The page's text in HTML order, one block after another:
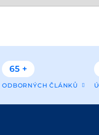
65 +
ODBORNÝCH ČLÁNKŮ